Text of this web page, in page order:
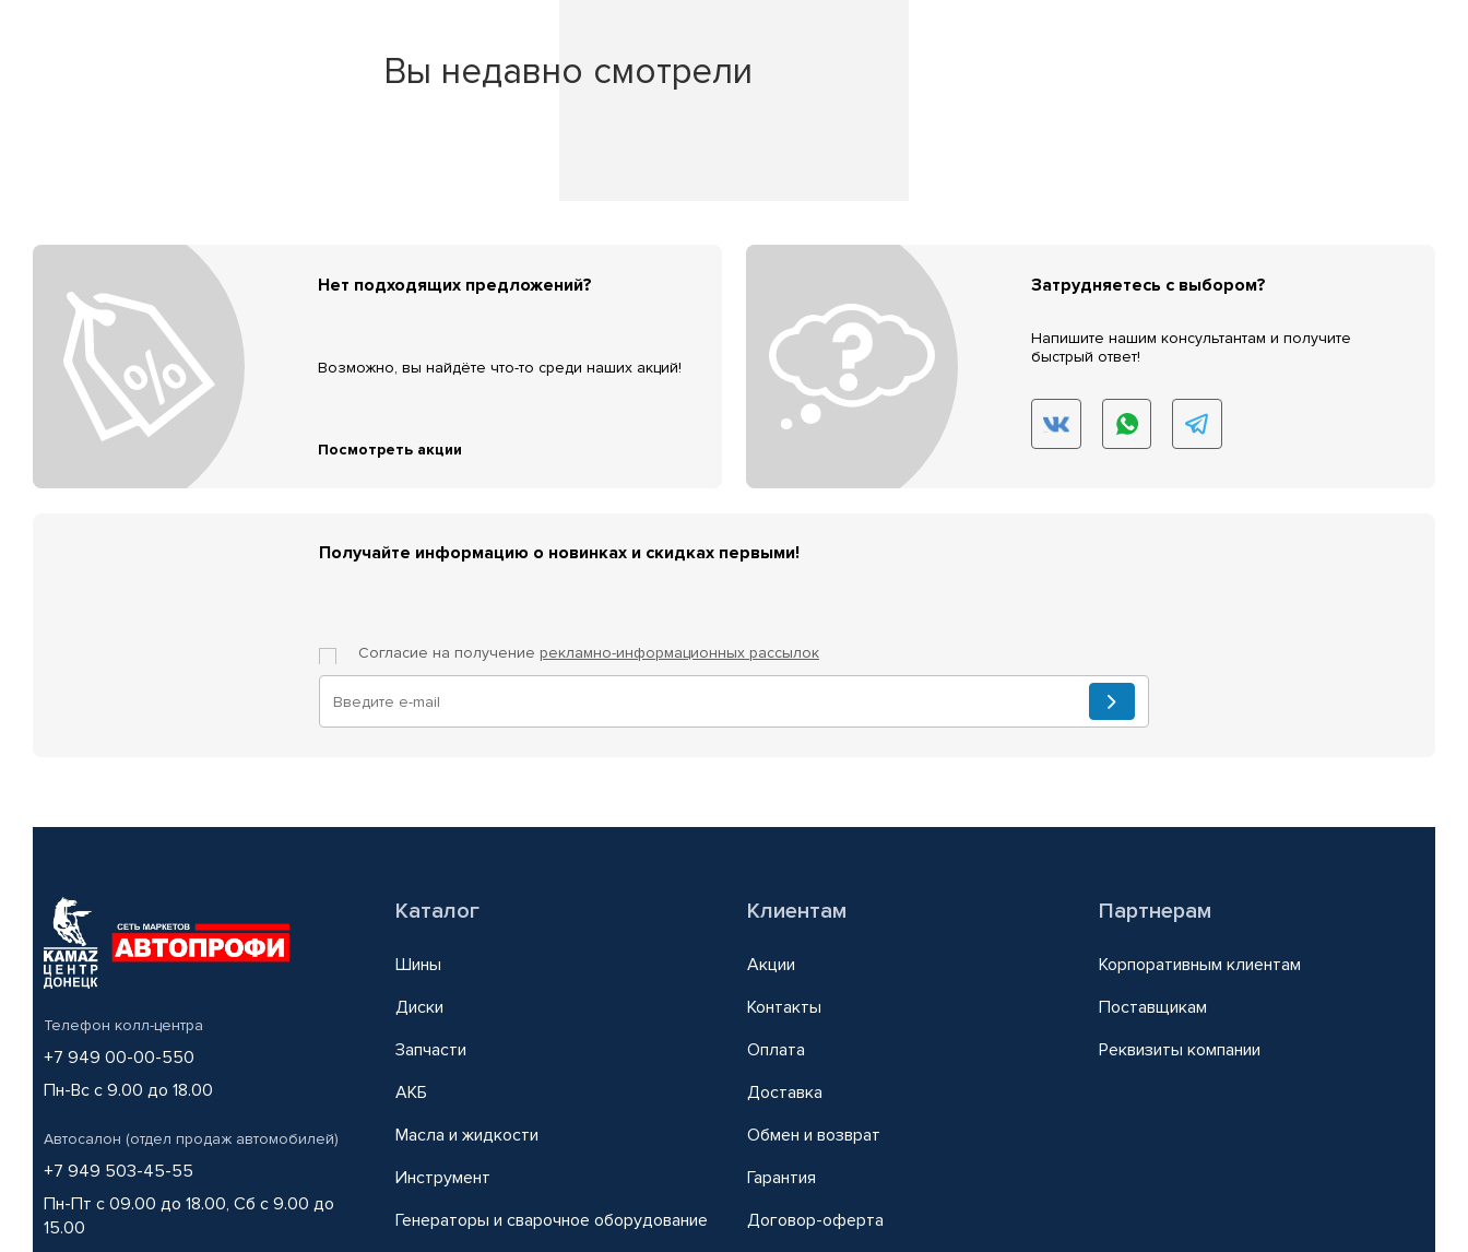
Вы недавно смотрели
Нет подходящих предложений?
Возможно, вы найдёте что-то среди наших акций!
Посмотреть акции
Затрудняетесь с выбором?
Напишите нашим консультантам и получите
быстрый ответ!
Получайте информацию о новинках и скидках первыми!
Согласие на получение рекламно-информационных рассылок
Телефон колл-центра
+7 949 00-00-550
Пн-Вс с 9.00 до 18.00
Автосалон (отдел продаж автомобилей)
+7 949 503-45-55
Пн-Пт с 09.00 до 18.00, Сб с 9.00 до
15.00
Каталог
Шины
Диски
Запчасти
АКБ
Масла и жидкости
Инструмент
Генераторы и сварочное оборудование
Клиентам
Акции
Контакты
Оплата
Доставка
Обмен и возврат
Гарантия
Договор-оферта
Партнерам
Корпоративным клиентам
Поставщикам
Реквизиты компании